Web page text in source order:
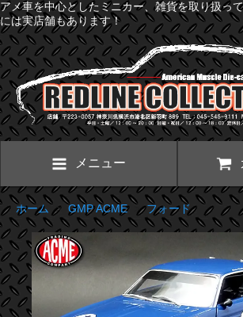
アメ車を中心としたミニカー、雑貨を取り扱っ
には実店舗もあります！
メニュー
ホーム>GMP ACME>フォード